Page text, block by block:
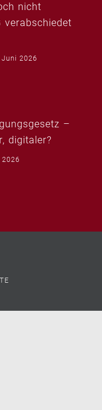
nicht
verabschiedet
Juni 2026
–
digitaler?